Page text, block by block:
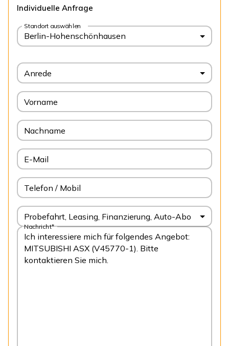
Individuelle Anfrage
Standort auswählen
Berlin-Hohenschönhausen
Anrede
Vorname
Nachname
E-Mail
Telefon / Mobil
Probefahrt, Leasing, Finanzierung, Auto-Abo
Nachricht*